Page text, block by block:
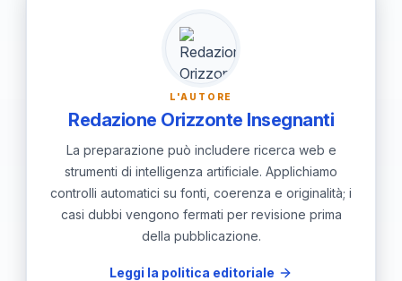
di violenza. Queste reti possono includere
servizi sociali, ONG e supporto
L'AUTORE
Redazione Orizzonte Insegnanti
La preparazione può includere ricerca web e
strumenti di intelligenza artificiale. Applichiamo
controlli automatici su fonti, coerenza e originalità; i
casi dubbi vengono fermati per revisione prima
della pubblicazione.
Leggi la politica editoriale